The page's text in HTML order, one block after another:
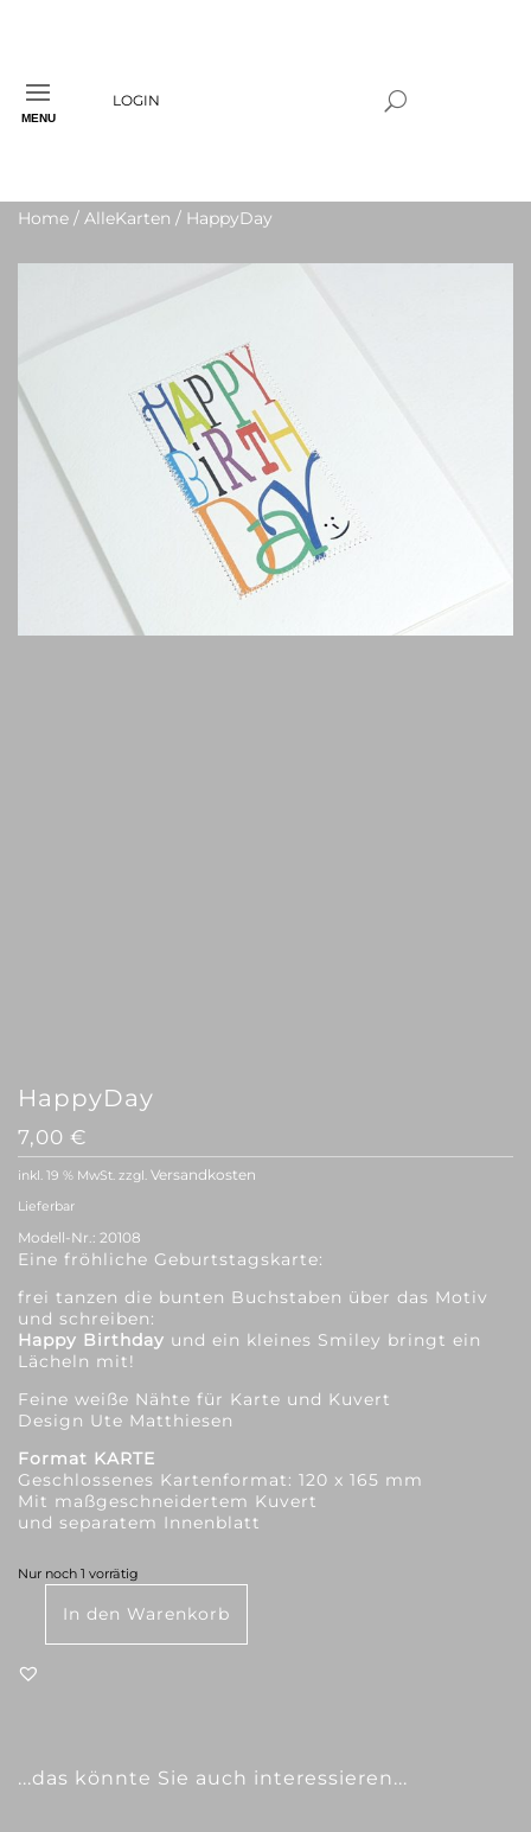
MENU
LOGIN
Home / AlleKarten / HappyDay
HappyDay
7,00 €
inkl. 19 % MwSt. zzgl. Versandkosten
Lieferbar
Modell-Nr.: 20108
Eine fröhliche Geburtstagskarte:
frei tanzen die bunten Buchstaben über das Motiv
und schreiben:
Happy Birthday und ein kleines Smiley bringt ein
Lächeln mit!
Feine weiße Nähte für Karte und Kuvert
Design Ute Matthiesen
Format KARTE
Geschlossenes Kartenformat: 120 x 165 mm
Mit maßgeschneidertem Kuvert
und separatem Innenblatt
Nur noch 1 vorrätig
HappyDay Menge
In den Warenkorb
...das könnte Sie auch interessieren...
Ähnliche Produkte